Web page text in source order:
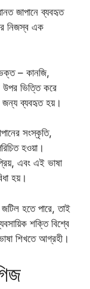
জাপানে ব্যবহৃত
নিজস্ব এক
– কানজি,
উপর ভিত্তি করে
জন্য ব্যবহৃত হয়।
সংস্কৃতি,
হওয়া।
এবং এই ভাষা
হয়।
হতে পারে, তাই
শক্তি বিশ্বে
শিখতে আগ্রহী।